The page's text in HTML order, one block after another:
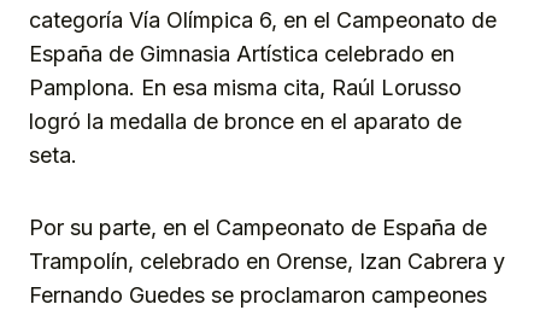
categoría Vía Olímpica 6, en el Campeonato de
España de Gimnasia Artística celebrado en
Pamplona. En esa misma cita, Raúl Lorusso
logró la medalla de bronce en el aparato de
seta.
Por su parte, en el Campeonato de España de
Trampolín, celebrado en Orense, Izan Cabrera y
Fernando Guedes se proclamaron campeones